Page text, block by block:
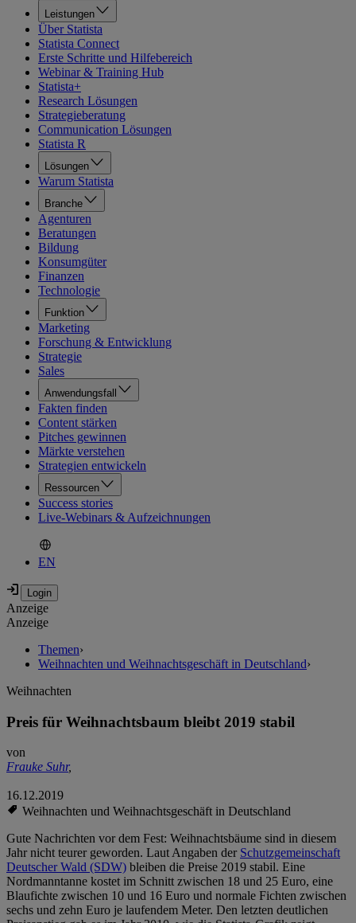
Leistungen
Über Statista
Statista Connect
Erste Schritte und Hilfebereich
Webinar & Training Hub
Statista+
Research Lösungen
Strategieberatung
Communication Lösungen
Statista R
Lösungen
Warum Statista
Branche
Agenturen
Beratungen
Bildung
Konsumgüter
Finanzen
Technologie
Funktion
Marketing
Forschung & Entwicklung
Strategie
Sales
Anwendungsfall
Fakten finden
Content stärken
Pitches gewinnen
Märkte verstehen
Strategien entwickeln
Ressourcen
Success stories
Live-Webinars & Aufzeichnungen
EN
Anzeige
Anzeige
Themen›
Weihnachten und Weihnachtsgeschäft in Deutschland›
Weihnachten
Preis für Weihnachtsbaum bleibt 2019 stabil
von
Frauke Suhr,
16.12.2019
Weihnachten und Weihnachtsgeschäft in Deutschland
Gute Nachrichten vor dem Fest: Weihnachtsbäume sind in diesem
Jahr nicht teurer geworden. Laut Angaben der Schutzgemeinschaft
Deutscher Wald (SDW) bleiben die Preise 2019 stabil. Eine
Nordmanntanne kostet im Schnitt zwischen 18 und 25 Euro, eine
Blaufichte zwischen 10 und 16 Euro und normale Fichten zwischen
sechs und zehn Euro je laufendem Meter. Den letzten deutlichen